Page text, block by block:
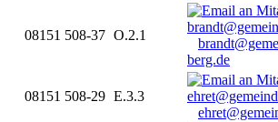
08151 508-37 O.2.1
berg.de
08151 508-29 E.3.3